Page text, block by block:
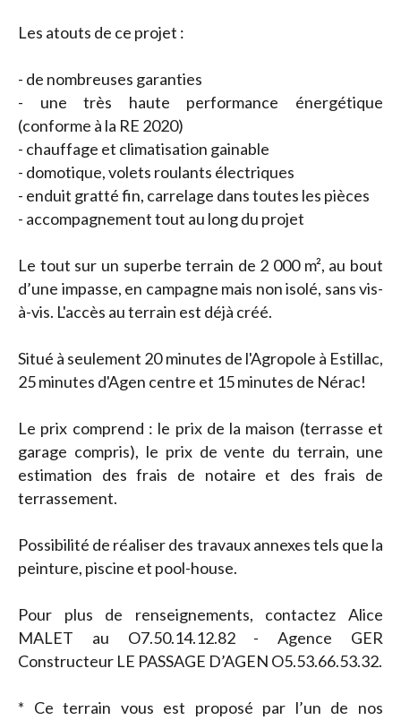
Les atouts de ce projet :
- de nombreuses garanties
- une très haute performance énergétique
(conforme à la RE 2020)
- chauffage et climatisation gainable
- domotique, volets roulants électriques
- enduit gratté fin, carrelage dans toutes les pièces
- accompagnement tout au long du projet
Le tout sur un superbe terrain de 2 000 m², au bout
d’une impasse, en campagne mais non isolé, sans vis-
à-vis. L'accès au terrain est déjà créé.
Situé à seulement 20 minutes de l'Agropole à Estillac,
25 minutes d'Agen centre et 15 minutes de Nérac!
Le prix comprend : le prix de la maison (terrasse et
garage compris), le prix de vente du terrain, une
estimation des frais de notaire et des frais de
terrassement.
Possibilité de réaliser des travaux annexes tels que la
peinture, piscine et pool-house.
Pour plus de renseignements, contactez Alice
MALET au O7.50.14.12.82 - Agence GER
Constructeur LE PASSAGE D’AGEN O5.53.66.53.32.
* Ce terrain vous est proposé par l’un de nos